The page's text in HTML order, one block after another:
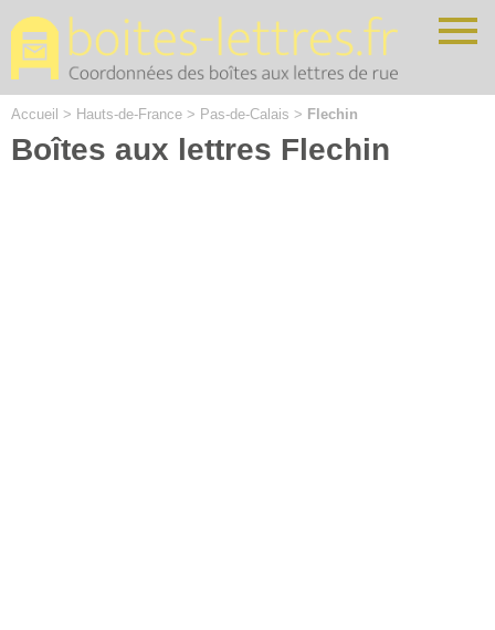
Accueil > Hauts-de-France > Pas-de-Calais > Flechin
Boîtes aux lettres Flechin